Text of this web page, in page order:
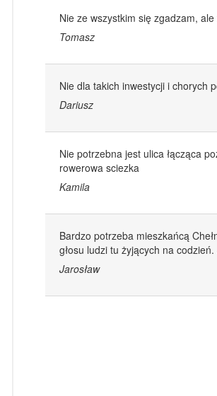
Nie ze wszystkim się zgadzam, ale
Tomasz
Nie dla takich inwestycji i chorych
Dariusz
Nie potrzebna jest ulica łącząca
rowerowa sciezka
Kamila
Bardzo potrzeba mieszkańcą
głosu ludzi tu żyjących na
Jarosław